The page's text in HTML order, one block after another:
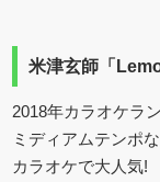
米津玄師「
2018年カラオケラ
ミディアムテンポ
カラオケで大人気!